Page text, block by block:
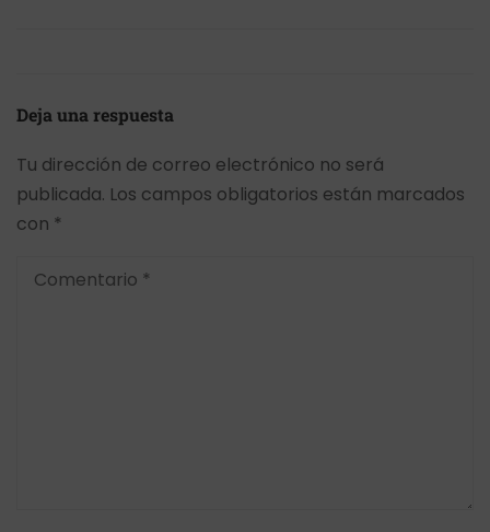
Deja una respuesta
Tu dirección de correo electrónico no será
publicada. Los campos obligatorios están marcados
con *